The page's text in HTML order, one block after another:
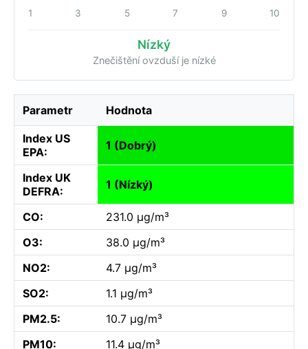
1 3 5 7 9 10
Nízký
Znečištění ovzduší je nízké
Parametr Hodnota
Index US
EPA:
1 (Dobrý)
Index UK
DEFRA:
1 (Nízký)
CO:
231.0 µg/m³
O3:
38.0 µg/m³
NO2:
4.7 µg/m³
SO2:
1.1 µg/m³
PM2.5:
10.7 µg/m³
PM10:
11.4 µg/m³